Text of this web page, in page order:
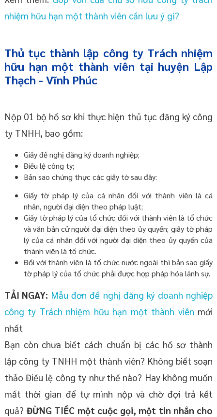
nhiệm hữu hạn một thành viên cần lưu ý gì?
Thủ tục thành lập công ty Trách nhiệm
hữu hạn một thành viên tại huyện Lập
Thạch - Vĩnh Phúc
Nộp 01 bộ hồ sơ khi thực hiện thủ tục đăng ký công
ty TNHH, bao gồm:
Giấy đề nghị đăng ký doanh nghiệp;
Điều lệ công ty;
Bản sao chứng thực các giấy tờ sau đây:
Giấy tờ pháp lý của cá nhân đối với thành viên là cá
nhân, người đại diện theo pháp luật;
Giấy tờ pháp lý của tổ chức đối với thành viên là tổ chức
và văn bản cử người đại diện theo ủy quyền; giấy tờ pháp
lý của cá nhân đối với người đại diện theo ủy quyền của
thành viên là tổ chức.
Đối với thành viên là tổ chức nước ngoài thì bản sao giấy
tờ pháp lý của tổ chức phải được hợp pháp hóa lãnh sự.
TẢI NGAY: Mẫu đơn đề nghị đăng ký doanh nghiệp
công ty Trách nhiệm hữu hạn một thành viên mới
nhất
Bạn còn chưa biết cách chuẩn bị các hồ sơ thành
lập công ty TNHH một thành viên? Không biết soạn
thảo Điều lệ công ty như thế nào? Hay không muốn
mất thời gian để tự mình nộp và chờ đợi trả kết
quả?ĐỪNG TIẾC một cuộc gọi, một tin nhắn cho